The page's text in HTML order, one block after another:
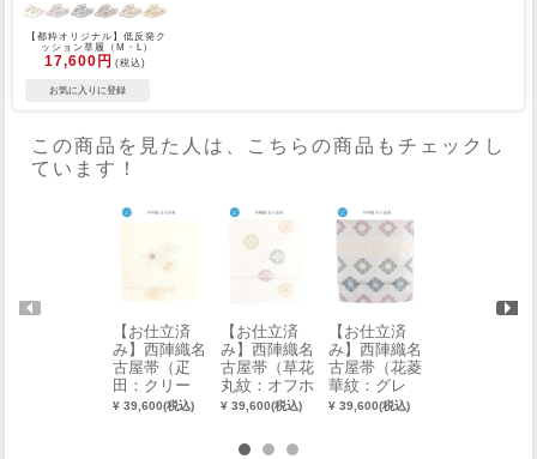
【都粋オリジナル】低反発ク
ッション草履（M・L）
17,600円 (税込)
この商品を見た人は、こちらの商品もチェックし
ています！
【お仕立済
み】西陣織名
古屋帯（疋
田：クリー
ム）
¥ 39,600(税込)
【お仕立済
み】西陣織名
古屋帯（草花
丸紋：オフホ
ワイト）
¥ 39,600(税込)
【お仕立済
み】西陣織名
古屋帯（花菱
華紋：グレ
ー）
¥ 39,600(税込)